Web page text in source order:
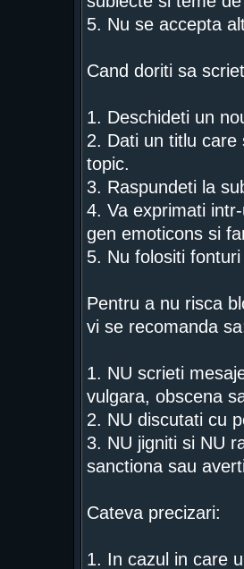
5. Nu se accepta
Cand doriti sa
1. Deschideti un
2. Dati un titlu care
topic.
3. Raspundeti la
4. Va exprimati
gen emoticons si
5. Nu folositi
Pentru a nu risca
vi se recomanda
1. NU scrieti
vulgara, obscena
2. NU discutati cu
3. NU jigniti si NU
sanctiona sau
Cateva precizari:
1. In cazul in care